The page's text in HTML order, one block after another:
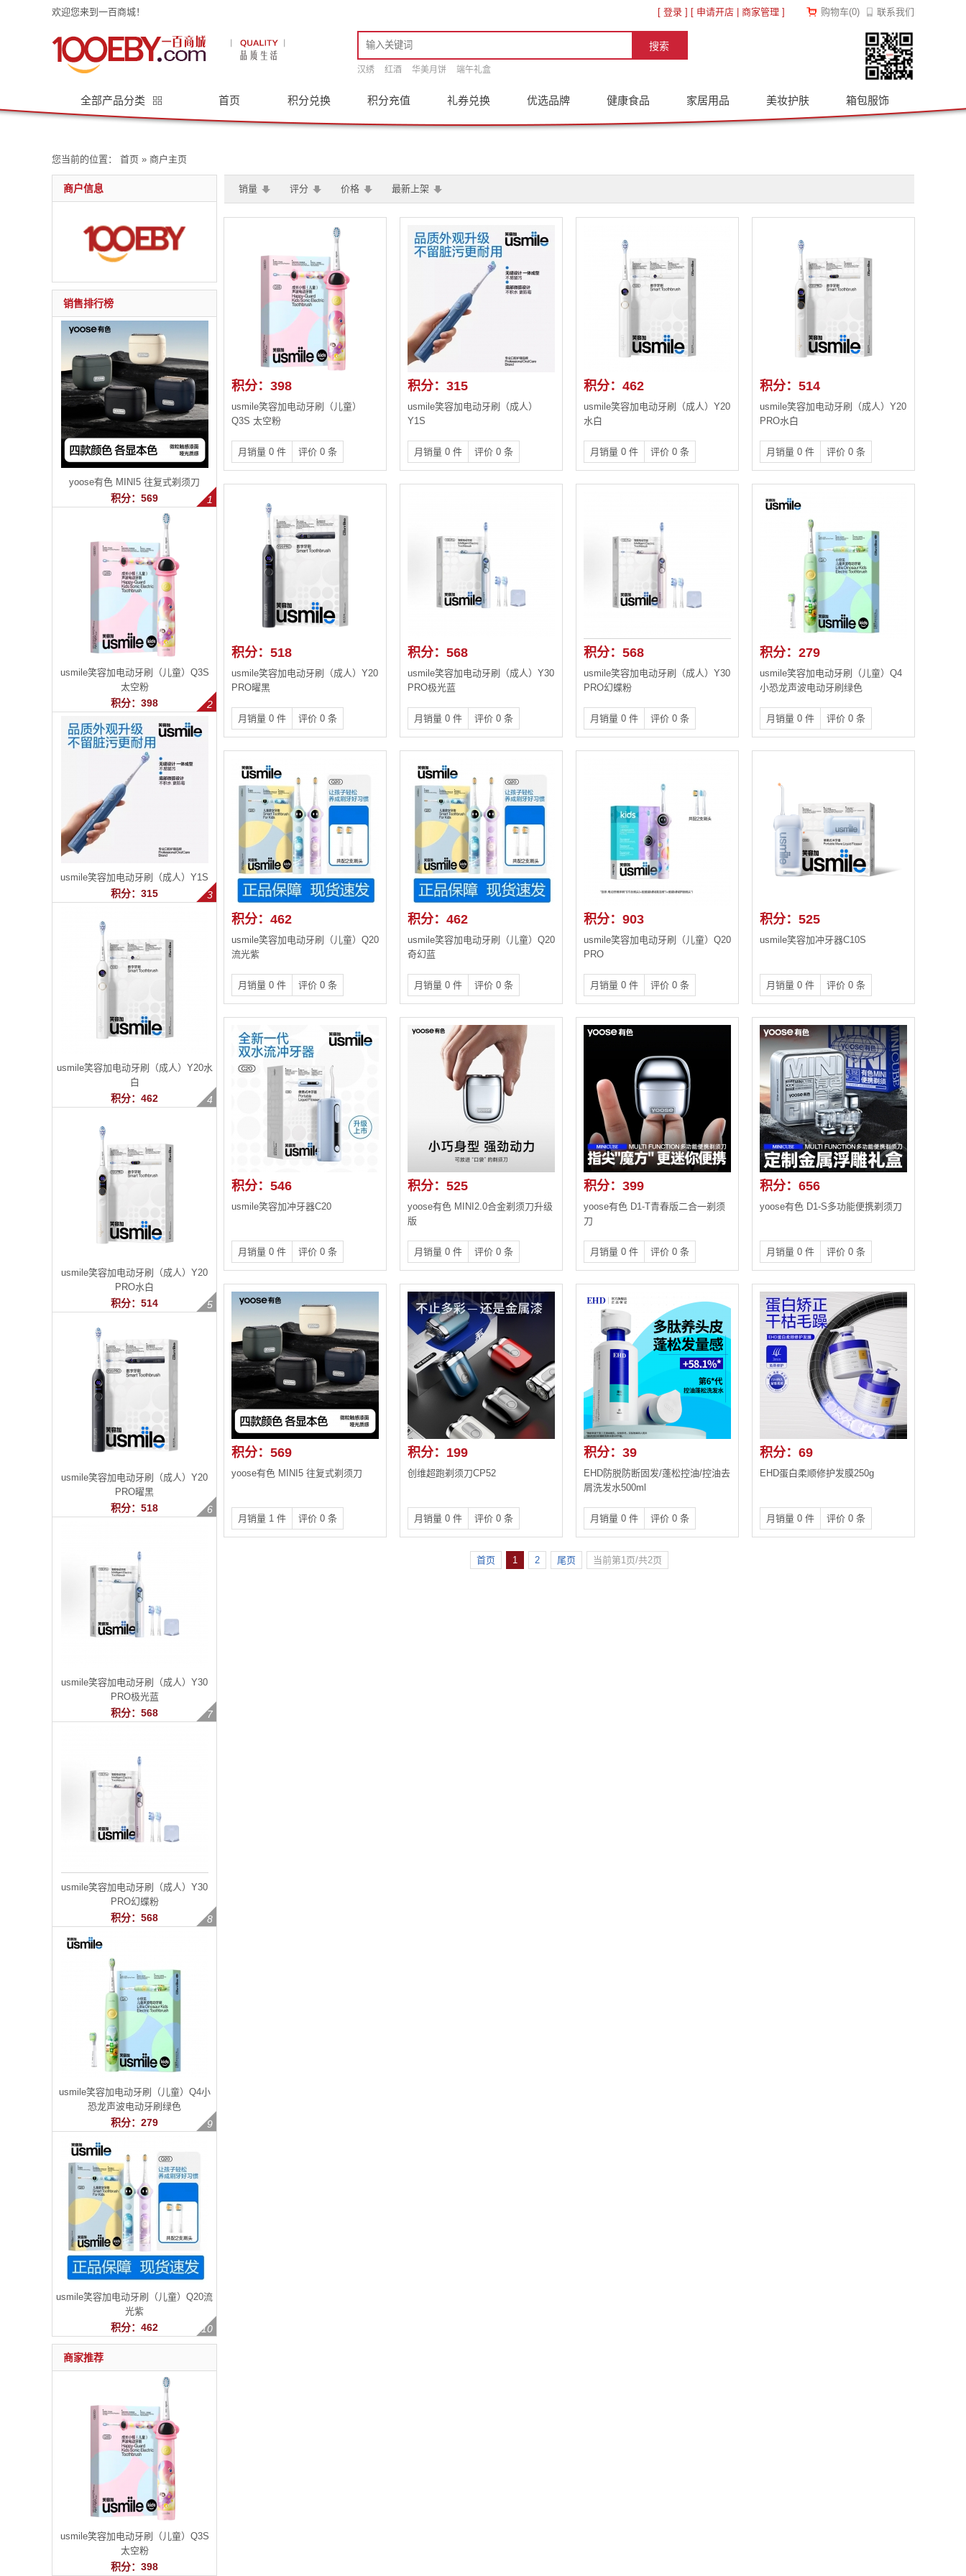
欢迎您来到一百商城！ [ 登录 ] [ 申请开店 商家管理 ] 购物车(0) 联系我们
汉绣 红酒 华美月饼 端午礼盒
全部产品分类 首页 积分兑换 积分充值 礼券兑换 优选品牌 健康食品 家居用品 美妆护肤 箱包服饰
您当前的位置： 首页 » 商户主页
销量 评分 价格 最新上架
积分：398
usmile笑容加电动牙刷（儿童）
Q3S 太空粉
月销量 0 件 评价 0 条
积分：315
usmile笑容加电动牙刷（成人）
Y1S
月销量 0 件 评价 0 条
积分：462
usmile笑容加电动牙刷（成人）Y20
水白
月销量 0 件 评价 0 条
积分：514
usmile笑容加电动牙刷（成人）Y20
PRO水白
月销量 0 件 评价 0 条
积分：518
usmile笑容加电动牙刷（成人）Y20
PRO曜黑
月销量 0 件 评价 0 条
积分：568
usmile笑容加电动牙刷（成人）Y30
PRO极光蓝
月销量 0 件 评价 0 条
积分：568
usmile笑容加电动牙刷（成人）Y30
PRO幻蝶粉
月销量 0 件 评价 0 条
积分：279
usmile笑容加电动牙刷（儿童）Q4
小恐龙声波电动牙刷绿色
月销量 0 件 评价 0 条
积分：462
usmile笑容加电动牙刷（儿童）Q20
流光紫
月销量 0 件 评价 0 条
积分：462
usmile笑容加电动牙刷（儿童）Q20
奇幻蓝
月销量 0 件 评价 0 条
积分：903
usmile笑容加电动牙刷（儿童）Q20
PRO
月销量 0 件 评价 0 条
积分：525
usmile笑容加冲牙器C10S
月销量 0 件 评价 0 条
积分：546
usmile笑容加冲牙器C20
月销量 0 件 评价 0 条
积分：525
yoose有色 MINI2.0合金剃须刀升级
版
月销量 0 件 评价 0 条
积分：399
yoose有色 D1-T青春版二合一剃须
刀
月销量 0 件 评价 0 条
积分：656
yoose有色 D1-S多功能便携剃须刀
月销量 0 件 评价 0 条
积分：569
yoose有色 MINI5 往复式剃须刀
月销量 1 件 评价 0 条
积分：199
创维超跑剃须刀CP52
月销量 0 件 评价 0 条
积分：39
EHD防脱防断固发/蓬松控油/控油去
屑洗发水500ml
月销量 0 件 评价 0 条
积分：69
EHD蛋白柔顺修护发膜250g
月销量 0 件 评价 0 条
首页 1 2 尾页 当前第1页/共2页
商户信息
销售排行榜
yoose有色 MINI5 往复式剃须刀
积分：569
usmile笑容加电动牙刷（儿童）Q3S
太空粉
积分：398
usmile笑容加电动牙刷（成人）Y1S
积分：315
usmile笑容加电动牙刷（成人）Y20水
白
积分：462
usmile笑容加电动牙刷（成人）Y20
PRO水白
积分：514
usmile笑容加电动牙刷（成人）Y20
PRO曜黑
积分：518
usmile笑容加电动牙刷（成人）Y30
PRO极光蓝
积分：568
usmile笑容加电动牙刷（成人）Y30
PRO幻蝶粉
积分：568
usmile笑容加电动牙刷（儿童）Q4小
恐龙声波电动牙刷绿色
积分：279
usmile笑容加电动牙刷（儿童）Q20流
光紫
积分：462
商家推荐
usmile笑容加电动牙刷（儿童）Q3S
太空粉
积分：398